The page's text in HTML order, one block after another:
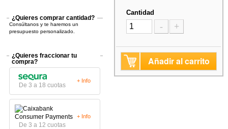
¿Quieres comprar cantidad?
Consúltanos y te haremos un
presupuesto personalizado.
¿Quieres fraccionar tu
compra?
De 3 a 18 cuotas
+ Info
De 3 a 12 cuotas
+ Info
Cantidad
- +
Añadir al carrito